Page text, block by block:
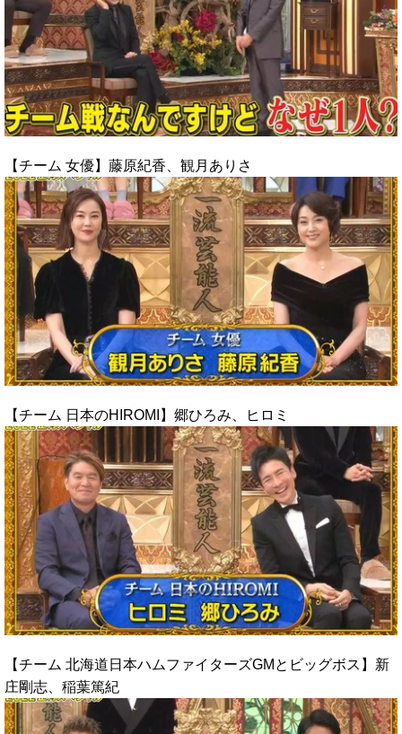
【チーム 女優】藤原紀香、観月ありさ
【チーム 日本のHIROMI】郷ひろみ、ヒロミ
【チーム 北海道日本ハムファイターズGMとビッグボス】新
庄剛志、稲葉篤紀